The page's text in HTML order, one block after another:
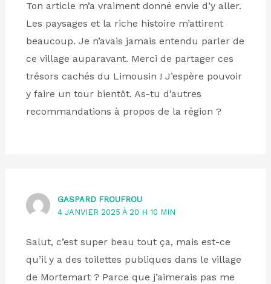
Ton article m’a vraiment donné envie d’y aller.
Les paysages et la riche histoire m’attirent
beaucoup. Je n’avais jamais entendu parler de
ce village auparavant. Merci de partager ces
trésors cachés du Limousin ! J’espère pouvoir
y faire un tour bientôt. As-tu d’autres
recommandations à propos de la région ?
GASPARD FROUFROU
4 JANVIER 2025 À 20 H 10 MIN
Salut, c’est super beau tout ça, mais est-ce
qu’il y a des toilettes publiques dans le village
de Mortemart ? Parce que j’aimerais pas me